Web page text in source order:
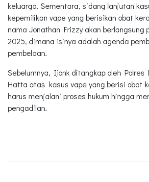
keluarga. Sementara, sidang lanjutan
kepemilikan vape yang berisikan obat
nama Jonathan Frizzy akan berlangsung
2025, dimana isinya adalah agenda
pembelaan.
Sebelumnya, Ijonk ditangkap oleh Polres
Hatta atas kasus vape yang berisi obat
harus menjalani proses hukum hingga
pengadilan.